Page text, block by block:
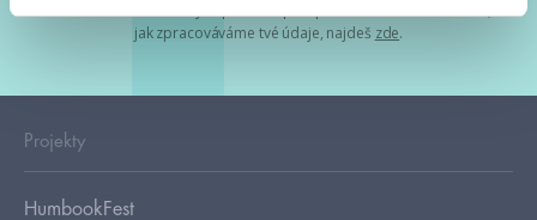
jak zpracováváme tvé údaje, najdeš zde.
Projekty
HumbookFest